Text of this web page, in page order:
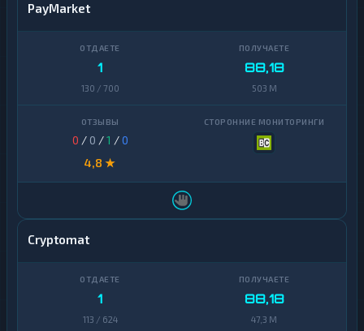
PayMarket
1
130 / 700
88,18
503 M
0 / 0 /1 /0
4,8 ★
Cryptomat
1
113 / 624
88,18
47,3 M